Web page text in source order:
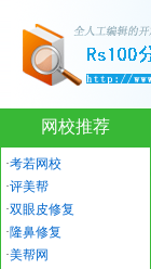
网站首页
当前位置： 人生一百
网校推荐
·考若网校
·评美帮
·双眼皮修复
·隆鼻修复
·美帮网